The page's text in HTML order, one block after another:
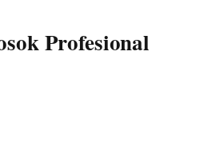
Profesional